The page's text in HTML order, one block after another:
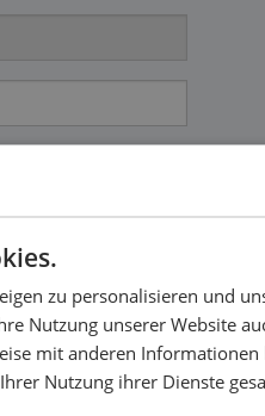
zu personalisieren und
Nutzung unserer Website
mit anderen
Nutzung ihrer Dienste